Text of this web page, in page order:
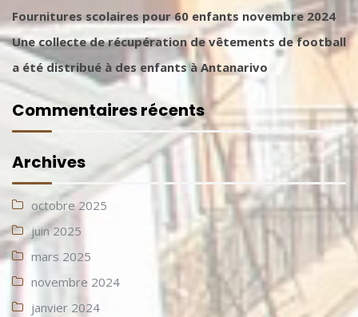
Fournitures scolaires pour 60 enfants novembre 2024
Une collecte de récupération de vêtements de football
a été distribué à des enfants à Antanarivo
Commentaires récents
Archives
octobre 2025
juin 2025
mars 2025
novembre 2024
janvier 2024